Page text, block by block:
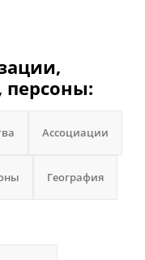
персоны:
Ассоциации
География